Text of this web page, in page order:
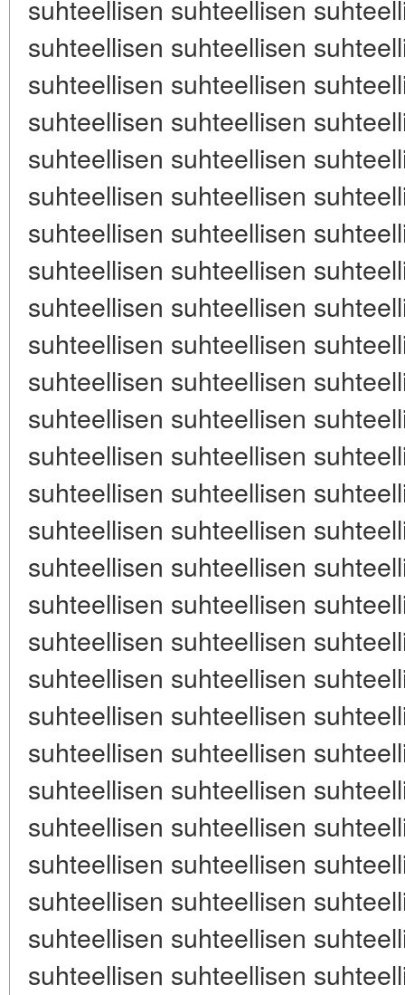
suhteellisen suhteellisen
suhteellisen suhteellisen
suhteellisen suhteellisen
suhteellisen suhteellisen
suhteellisen suhteellisen
suhteellisen suhteellisen
suhteellisen suhteellisen
suhteellisen suhteellisen
suhteellisen suhteellisen
suhteellisen suhteellisen
suhteellisen suhteellisen
suhteellisen suhteellisen
suhteellisen suhteellisen
suhteellisen suhteellisen
suhteellisen suhteellisen
suhteellisen suhteellisen
suhteellisen suhteellisen
suhteellisen suhteellisen
suhteellisen suhteellisen
suhteellisen suhteellisen
suhteellisen suhteellisen
suhteellisen suhteellisen
suhteellisen suhteellisen
suhteellisen suhteellisen
suhteellisen suhteellisen
suhteellisen suhteellisen
suhteellisen suhteellisen